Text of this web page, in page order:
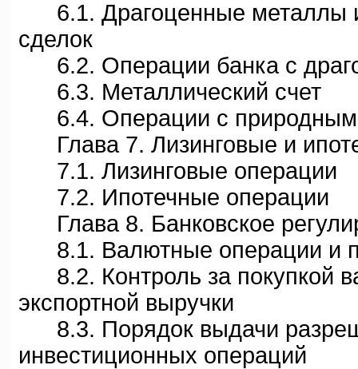
6.1. Драгоценные металлы и
сделок
6.2. Операции банка с
6.3. Металлический счет
6.4. Операции с
Глава 7. Лизинговые и
7.1. Лизинговые операции
7.2. Ипотечные операции
Глава 8. Банковское
8.1. Валютные операции и
8.2. Контроль за покупкой
экспортной выручки
8.3. Порядок выдачи
инвестиционных операций